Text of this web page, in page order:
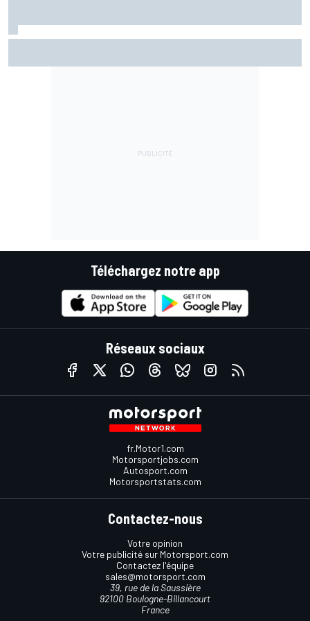
Téléchargez notre app
Réseaux sociaux
fr.Motor1.com
Motorsportjobs.com
Autosport.com
Motorsportstats.com
Contactez-nous
Votre opinion
Votre publicité sur Motorsport.com
Contactez l'équipe
sales@motorsport.com
39, rue de la Saussière
92100 Boulogne-Billancourt
France